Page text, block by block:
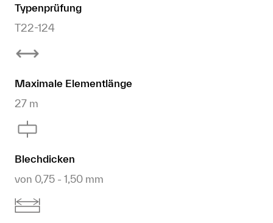
Typenprüfung
T22-124
Maximale Elementlänge
27 m
Blechdicken
von 0,75 - 1,50 mm